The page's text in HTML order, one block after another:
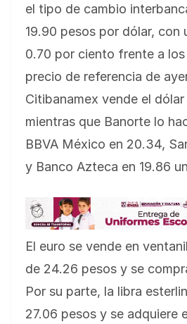
el tipo de cambio
19.90 pesos por dólar, con
0.70 por ciento frente a
precio de referencia de
Citibanamex vende el
mientras que Banorte lo
BBVA México en 20.34,
y Banco Azteca en 19.86
El euro se vende en
de 24.26 pesos y se
Por su parte, la libra
27.06 pesos y se adquiere